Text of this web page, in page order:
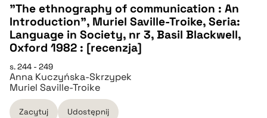
pobierz cytat
CZYSTY TEKST
pobierz cytat
BIBTEX
"The ethnography of communication : An
Introduction", Muriel Saville-Troike, Seria:
Language in Society, nr 3, Basil Blackwell,
Oxford 1982 : [recenzja]
s. 244 - 249
Anna Kuczyńska-Skrzypek
Muriel Saville-Troike
Zacytuj Udostępnij